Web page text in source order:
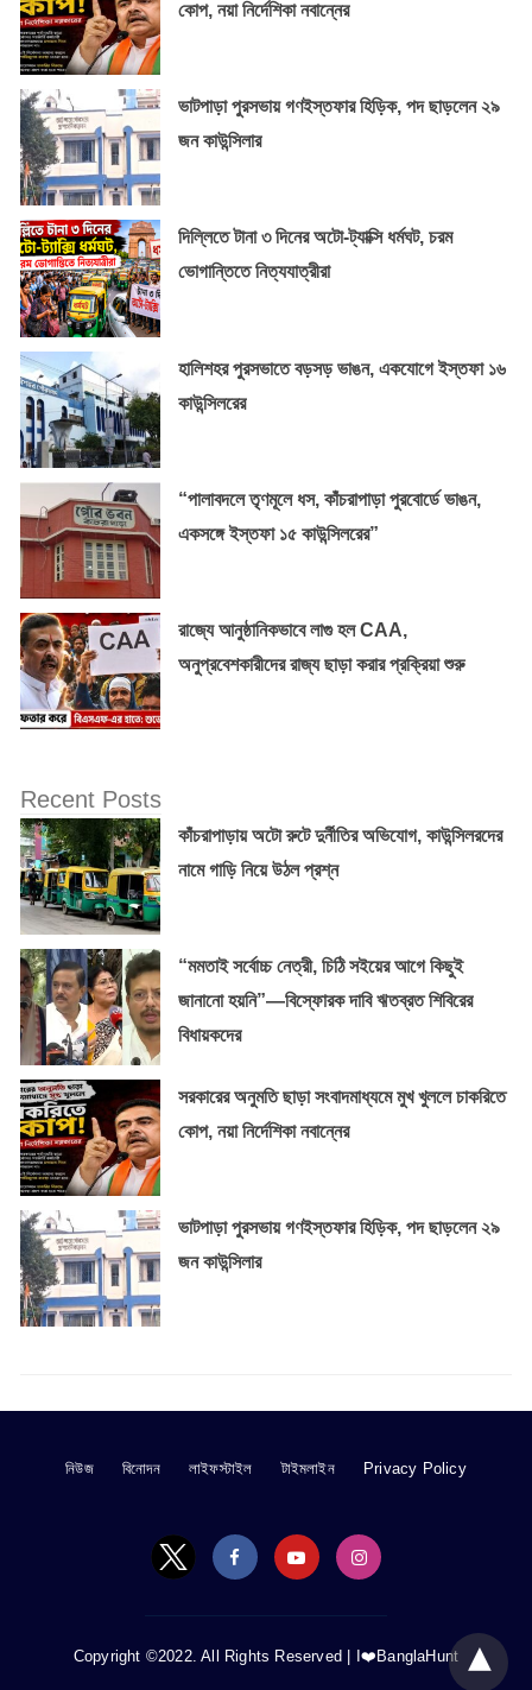
কোপ, নয়া নির্দেশিকা নবান্নের
ভাটপাড়া পুরসভায় গণইস্তফার হিড়িক, পদ ছাড়লেন ২৯
জন কাউন্সিলার
দিল্লিতে টানা ৩ দিনের অটো-ট্যাক্সি ধর্মঘট, চরম
ভোগান্তিতে নিত্যযাত্রীরা
হালিশহর পুরসভাতে বড়সড় ভাঙন, একযোগে ইস্তফা ১৬
কাউন্সিলরের
“পালাবদলে তৃণমূলে ধস, কাঁচরাপাড়া পুরবোর্ডে ভাঙন,
একসঙ্গে ইস্তফা ১৫ কাউন্সিলরের”
রাজ্যে আনুষ্ঠানিকভাবে লাগু হল CAA,
অনুপ্রবেশকারীদের রাজ্য ছাড়া করার প্রক্রিয়া শুরু
Recent Posts
কাঁচরাপাড়ায় অটো রুটে দুর্নীতির অভিযোগ, কাউন্সিলরদের
নামে গাড়ি নিয়ে উঠল প্রশ্ন
“মমতাই সর্বোচ্চ নেত্রী, চিঠি সইয়ের আগে কিছুই
জানানো হয়নি”—বিস্ফোরক দাবি ঋতব্রত শিবিরের
বিধায়কদের
সরকারের অনুমতি ছাড়া সংবাদমাধ্যমে মুখ খুললে চাকরিতে
কোপ, নয়া নির্দেশিকা নবান্নের
ভাটপাড়া পুরসভায় গণইস্তফার হিড়িক, পদ ছাড়লেন ২৯
জন কাউন্সিলার
নিউজ বিনোদন লাইফস্টাইল টাইমলাইন Privacy Policy
Copyright ©2022. All Rights Reserved | I❤️BanglaHunt